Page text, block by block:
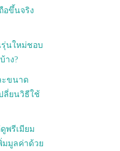
อขึ้นจริง
นใหม่ชอบ
าง?
ะขนาด
ลี่ยนวิธีใช้
พรีเมียม
มมูลค่าด้วย